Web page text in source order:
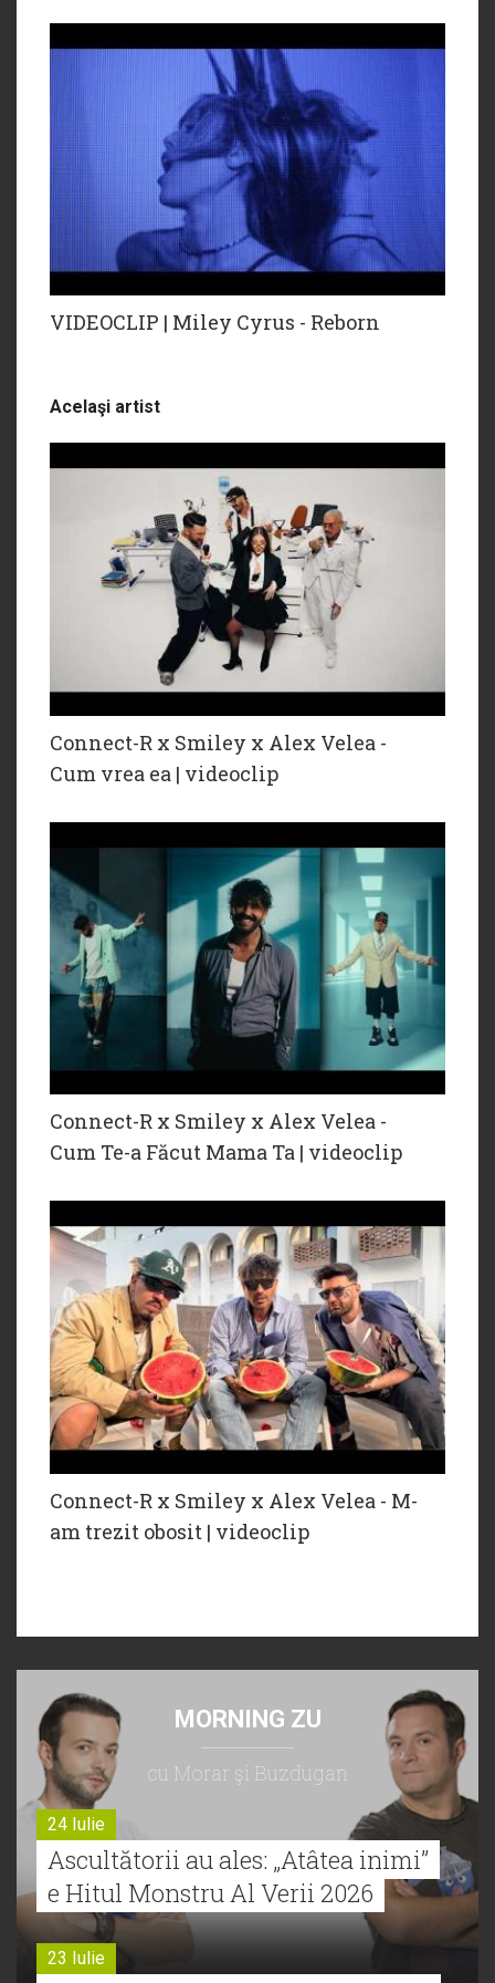
VIDEOCLIP | Miley Cyrus - Reborn
Acelaşi artist
Connect-R x Smiley x Alex Velea -
Cum vrea ea | videoclip
Connect-R x Smiley x Alex Velea -
Cum Te-a Făcut Mama Ta | videoclip
Connect-R x ‪Smiley‬ x ‪Alex Velea‬ - M-
am trezit obosit | videoclip
MORNING ZU
cu Morar şi Buzdugan
24 Iulie
Ascultătorii au ales: „Atâtea inimi”
e Hitul Monstru Al Verii 2026
23 Iulie